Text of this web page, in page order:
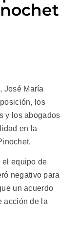
José María
los
y los abogados
en la
el equipo de
negativo para
un acuerdo
acción de la